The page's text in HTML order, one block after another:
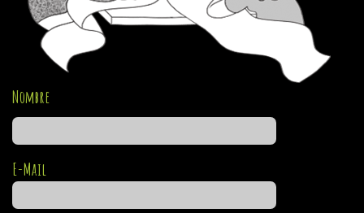
Nombre
E-Mail